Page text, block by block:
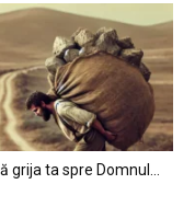
grija ta spre Domnul…